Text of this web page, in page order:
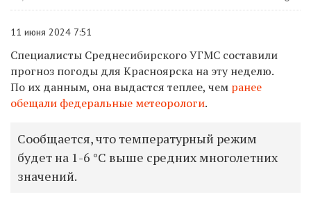
11 июня 2024 7:51
Специалисты Среднесибирского УГМС составили
прогноз погоды для Красноярска на эту неделю.
По их данным, она выдастся теплее, чем ранее
обещали федеральные метеорологи.
Сообщается, что температурный режим
будет на 1-6 °C выше средних многолетних
значений.